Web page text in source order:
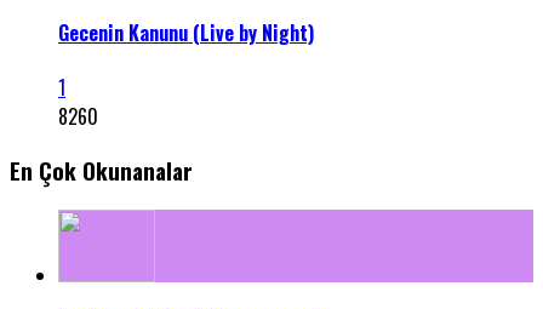
Gecenin Kanunu (Live by Night)
1
8260
En Çok Okunanalar